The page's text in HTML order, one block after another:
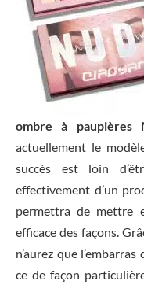
ombre à paupières
actuellement le
succès est loin
effectivement d’un
permettra de mettre
efficace des façons.
n’aurez que
ce de façon